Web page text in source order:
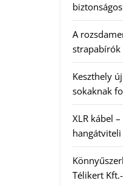
A
strapabírók
Keszthely
sokaknak
XLR kábel
Télikert